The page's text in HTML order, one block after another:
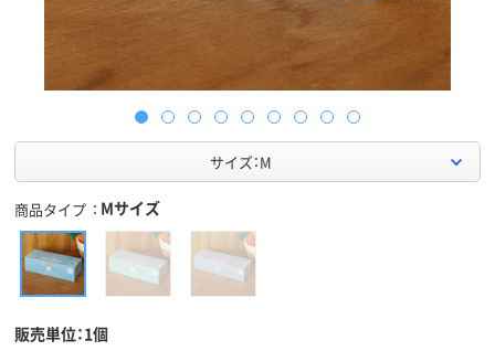
サイズ：M
商品タイプ Mサイズ
販売単位：1個